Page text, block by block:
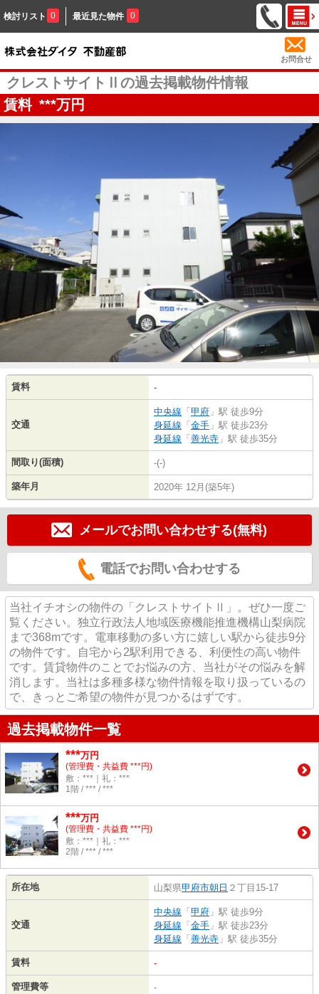
検討リスト 0 最近見た物件 0
お問合せ
クレストサイトⅡの過去掲載物件情報
賃料 ***万円
賃料 -
交通
中央線 「 甲府 」駅 徒歩9分
身延線 「 金手 」駅 徒歩23分
身延線 「 善光寺 」駅 徒歩35分
間取り(面積) -(-)
築年月 2020年 12月(築5年)
メールでお問い合わせする(無料)
電話でお問い合わせする
当社イチオシの物件の「クレストサイトⅡ」。ぜひ一度ご
覧ください。独立行政法人地域医療機能推進機構山梨病院
まで368mです。電車移動の多い方に嬉しい駅から徒歩9分
の物件です。自宅から2駅利用できる、利便性の高い物件
です。賃貸物件のことでお悩みの方、当社がその悩みを解
消します。当社は多種多様な物件情報を取り扱っているの
で、きっとご希望の物件が見つかるはずです。
過去掲載物件一覧
***万円
(管理費・共益費 ***円)
敷：***｜礼：***
1階 / *** / ***
***万円
(管理費・共益費 ***円)
敷：***｜礼：***
2階 / *** / ***
所在地 山梨県甲府市朝日 ２丁目15-17
交通
中央線 「 甲府 」駅 徒歩9分
身延線 「 金手 」駅 徒歩23分
身延線 「 善光寺 」駅 徒歩35分
賃料 -
管理費等 -